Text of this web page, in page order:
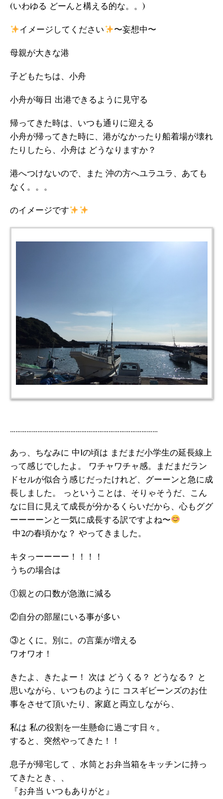
(いわゆる どーんと構える的な。。)
イメージしてください 〜妄想中〜
母親が大きな港
子どもたちは、小舟
小舟が毎日 出港できるように見守る
帰ってきた時は、いつも通りに迎える
小舟が帰ってきた時に、港がなかったり船着場が壊れ
たりしたら、小舟は どうなりますか？
港へつけないので、また 沖の方へユラユラ、あても
なく。。。
のイメージです
………………………………………………………………………
あっ、ちなみに 中1の頃は まだまだ小学生の延長線上
って感じでしたよ。 ワチャワチャ感。まだまだラン
ドセルが似合う感じだったけれど、グーーンと急に成
長しました。 っということは、そりゃそうだ、こん
なに目に見えて成長が分かるくらいだから、心もググ
ーーーーンと一気に成長する訳ですよね〜
中2の春頃かな？ やってきました。
キタっーーーー！！！！
うちの場合は
①親との口数が急激に減る
②自分の部屋にいる事が多い
③とくに。別に。の言葉が増える
ワオワオ！
きたよ、きたよー！ 次は どうくる？ どうなる？ と
思いながら、いつものように コスギビーンズのお仕
事をさせて頂いたり、家庭と両立しながら、
私は 私の役割を一生懸命に過ごす日々。
すると、突然やってきた！！
息子が帰宅して 、水筒とお弁当箱をキッチンに持っ
てきたとき、、
『お弁当 いつもありがと』